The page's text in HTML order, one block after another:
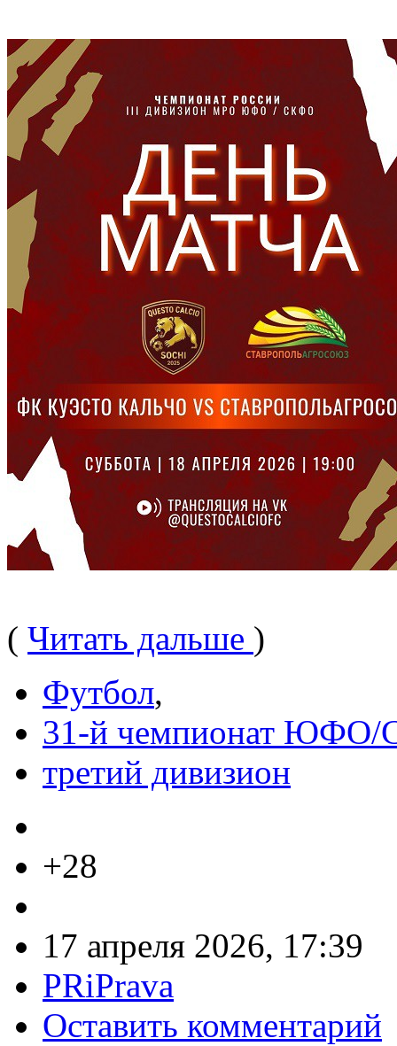
( Читать дальше )
Футбол,
31-й чемпионат
третий дивизион
+28
17 апреля 2026, 17:39
PRiPrava
Оставить комментарий